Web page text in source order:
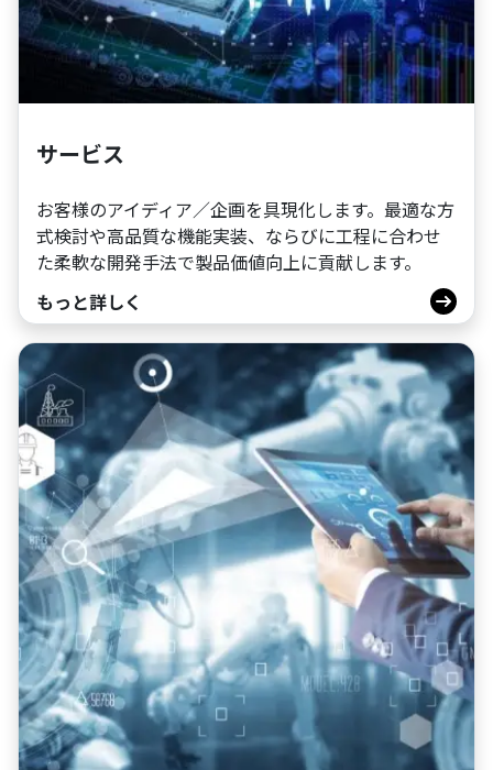
サービス
お客様のアイディア／企画を具現化します。最適な方
式検討や高品質な機能実装、ならびに工程に合わせ
た柔軟な開発手法で製品価値向上に貢献します。
もっと詳しく